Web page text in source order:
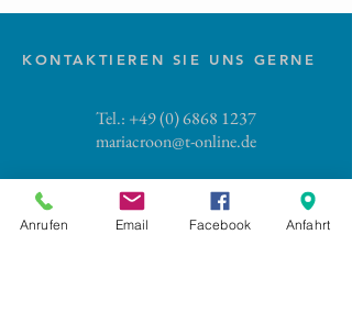
KONTAKTIEREN SIE UNS GERNE
Tel.: +49 (0) 6868 1237
mariacroon@t-online.de
Impressum
Datenschutz
Anrufen Email Facebook Anfahrt